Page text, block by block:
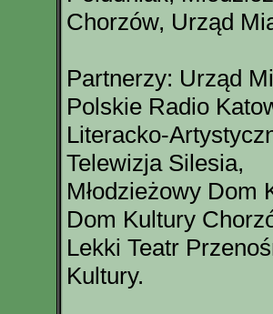
Chorzów, Urząd
Partnerzy: Urząd
Polskie Radio
Literacko-
Telewizja Silesia,
Młodzieżowy Dom
Dom Kultury
Lekki Teatr
Kultury.